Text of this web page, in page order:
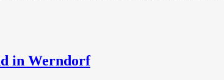
in Werndorf